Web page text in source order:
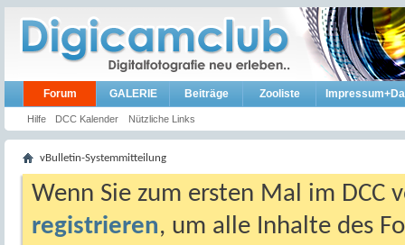
Forum
Hilfe DCC Kalender Nützliche Links
GALERIE Beiträge Zooliste
vBulletin-Systemmitteilung
Wenn Sie zum ersten Mal im DCC
registrieren, um alle Inhalte des